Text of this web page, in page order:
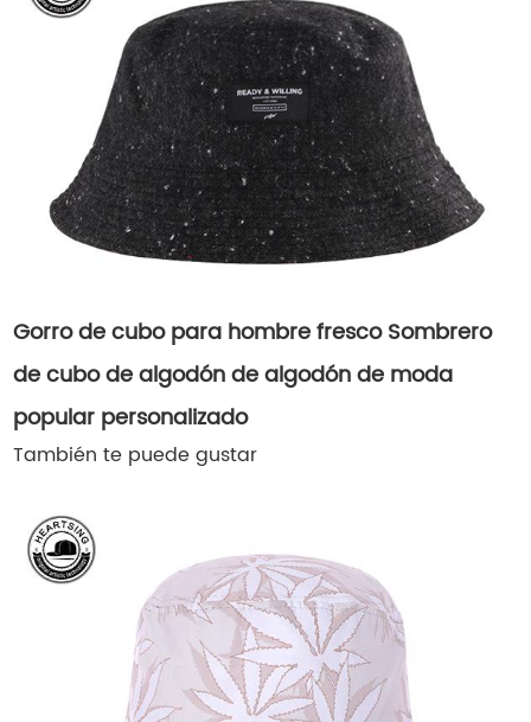
Gorro de cubo para hombre fresco Sombrero
de cubo de algodón de algodón de moda
popular personalizado
También te puede gustar